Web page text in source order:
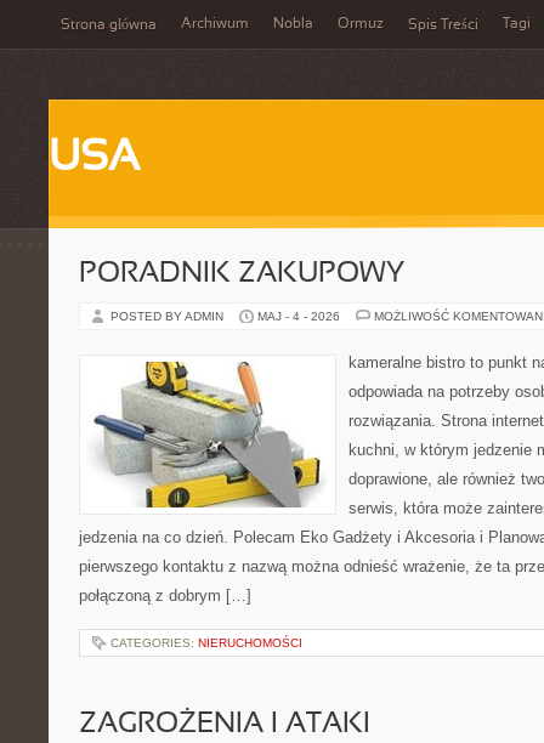
Strona główna Archiwum Nobla Ormuz Spis Treści Tagi
USA
PORADNIK ZAKUPOWY
POSTED BY ADMIN MAJ - 4 - 2026 MOŻLIWOŚĆ
kameralne bistro to punkt
odpowiada na potrzeby
rozwiązania. Strona
kuchni, w którym jedzenie
doprawione, ale również
serwis, która może
jedzenia na co dzień. Polecam Eko Gadżety i Akcesoria i
pierwszego kontaktu z nazwą można odnieść wrażenie, że ta
połączoną z dobrym […]
CATEGORIES: NIERUCHOMOŚCI
ZAGROŻENIA I ATAKI